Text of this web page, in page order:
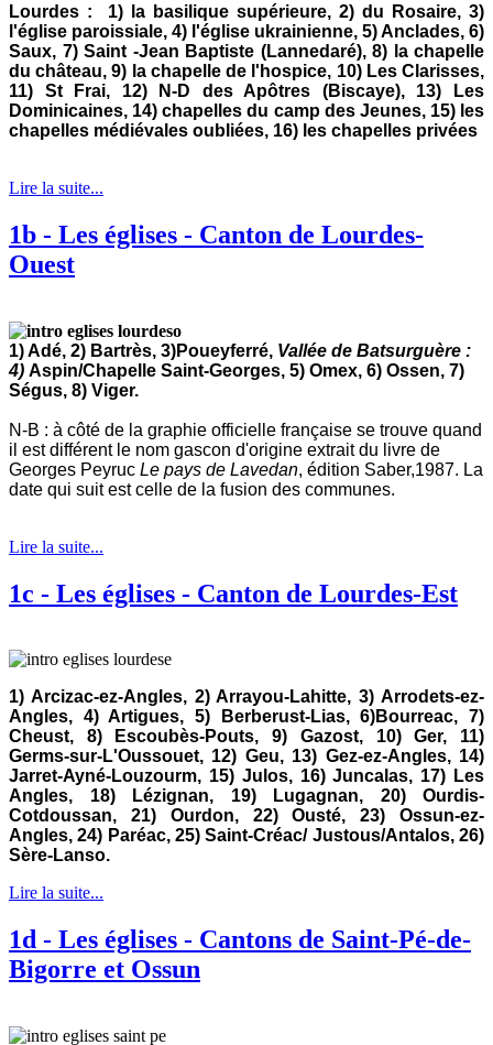
Lourdes : 1) la basilique supérieure, 2) du Rosaire, 3)
l'église paroissiale, 4) l'église ukrainienne, 5) Anclades, 6)
Saux, 7) Saint -Jean Baptiste (Lannedaré), 8) la chapelle
du château, 9) la chapelle de l'hospice, 10) Les Clarisses,
11) St Frai, 12) N-D des Apôtres (Biscaye), 13) Les
Dominicaines, 14) chapelles du camp des Jeunes, 15) les
chapelles médiévales oubliées, 16) les chapelles privées
Lire la suite...
1b - Les églises - Canton de Lourdes-
Ouest
1) Adé, 2) Bartrès, 3)Poueyferré, Vallée de Batsurguère :
4) Aspin/Chapelle Saint-Georges, 5) Omex, 6) Ossen, 7)
Ségus, 8) Viger.
N-B : à côté de la graphie officielle française se trouve quand
il est différent le nom gascon d'origine extrait du livre de
Georges Peyruc Le pays de Lavedan, édition Saber,1987. La
date qui suit est celle de la fusion des communes.
Lire la suite...
1c - Les églises - Canton de Lourdes-Est
1) Arcizac-ez-Angles, 2) Arrayou-Lahitte, 3) Arrodets-ez-
Angles, 4) Artigues, 5) Berberust-Lias, 6)Bourreac, 7)
Cheust, 8) Escoubès-Pouts, 9) Gazost, 10) Ger, 11)
Germs-sur-L'Oussouet, 12) Geu, 13) Gez-ez-Angles, 14)
Jarret-Ayné-Louzourm, 15) Julos, 16) Juncalas, 17) Les
Angles, 18) Lézignan, 19) Lugagnan, 20) Ourdis-
Cotdoussan, 21) Ourdon, 22) Ousté, 23) Ossun-ez-
Angles, 24) Paréac, 25) Saint-Créac/ Justous/Antalos, 26)
Sère-Lanso.
Lire la suite...
1d - Les églises - Cantons de Saint-Pé-de-
Bigorre et Ossun